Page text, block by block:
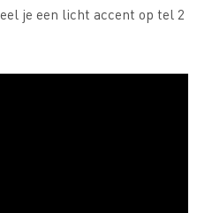
je een licht accent op tel 2